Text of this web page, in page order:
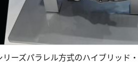
ーズパラレル方式のハイブリッド